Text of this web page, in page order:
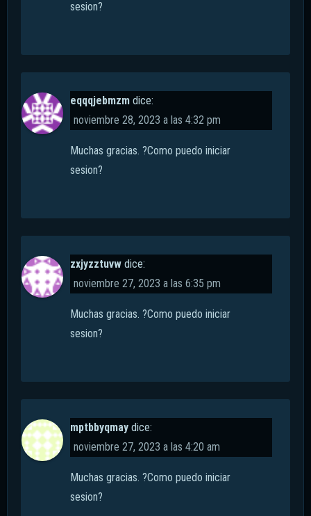
sesion?
eqqqjebmzm dice:
noviembre 28, 2023 a las 4:32 pm
Muchas gracias. ?Como puedo iniciar
sesion?
zxjyzztuvw dice:
noviembre 27, 2023 a las 6:35 pm
Muchas gracias. ?Como puedo iniciar
sesion?
mptbbyqmay dice:
noviembre 27, 2023 a las 4:20 am
Muchas gracias. ?Como puedo iniciar
sesion?